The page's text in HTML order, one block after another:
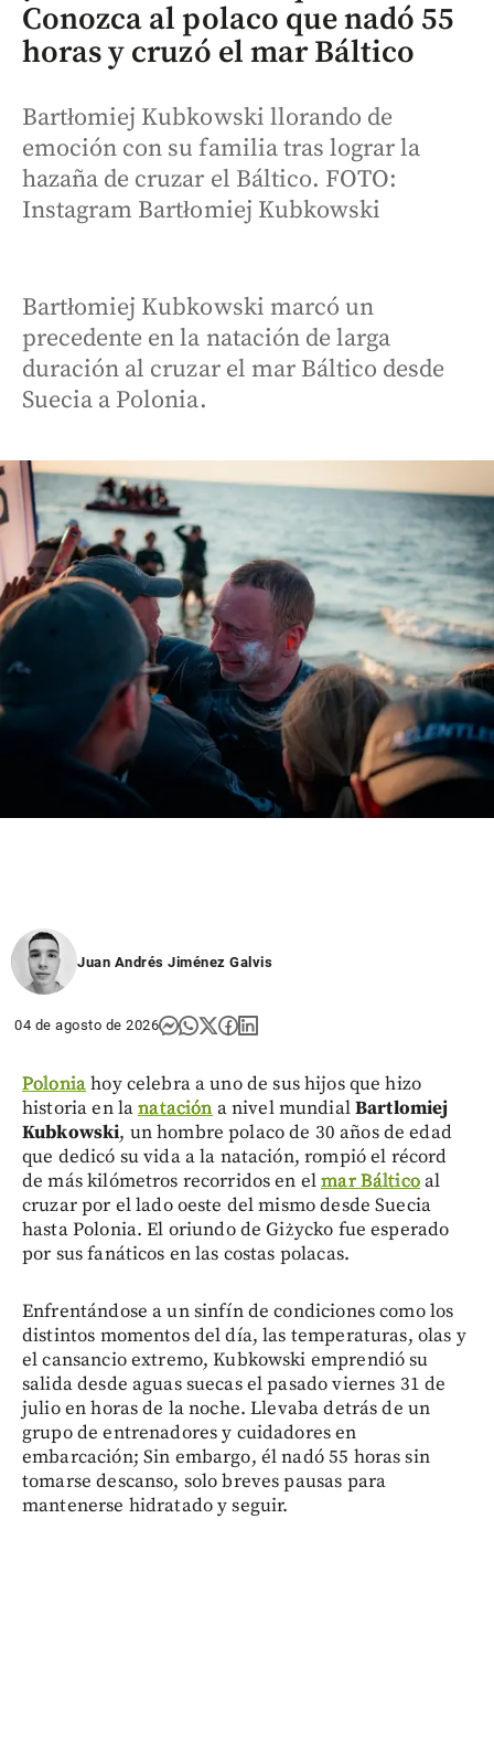
Conozca al polaco que nadó 55
horas y cruzó el mar Báltico
Bartłomiej Kubkowski llorando de
emoción con su familia tras lograr la
hazaña de cruzar el Báltico. FOTO:
Instagram Bartłomiej Kubkowski
Bartłomiej Kubkowski marcó un
precedente en la natación de larga
duración al cruzar el mar Báltico desde
Suecia a Polonia.
Juan Andrés Jiménez Galvis
04 de agosto de 2026
Poloniahoy celebra a uno de sus hijos que hizo
historia en lanatacióna nivel mundialBartlomiej
Kubkowski, un hombre polaco de 30 años de edad
que dedicó su vida a la natación, rompió el récord
de más kilómetros recorridos en elmar Bálticoal
cruzar por el lado oeste del mismo desde Suecia
hasta Polonia. El oriundo de Giżycko fue esperado
por sus fanáticos en las costas polacas.
Enfrentándose a un sinfín de condiciones como los
distintos momentos del día, las temperaturas, olas y
el cansancio extremo, Kubkowski emprendió su
salida desde aguas suecas el pasado viernes 31 de
julio en horas de la noche. Llevaba detrás de un
grupo de entrenadores y cuidadores en
embarcación; Sin embargo, él nadó 55 horas sin
tomarse descanso, solo breves pausas para
mantenerse hidratado y seguir.